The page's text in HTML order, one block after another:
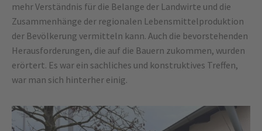
mehr Verständnis für die Belange der Landwirte und die
Zusammenhänge der regionalen Lebensmittelproduktion
der Bevölkerung vermitteln kann. Auch die bevorstehenden
Herausforderungen, die auf die Bauern zukommen, wurden
erörtert. Es war ein sachliches und konstruktives Treffen,
war man sich hinterher einig.